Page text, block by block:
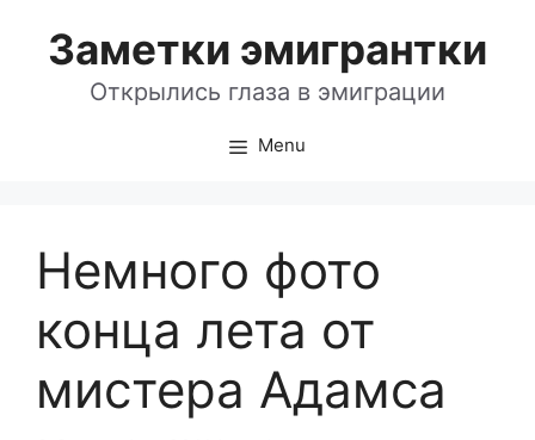
contentЗаметки эмигрантки
Открылись глаза в эмиграции
Menu
Немного фото
конца лета от
мистера Адамса